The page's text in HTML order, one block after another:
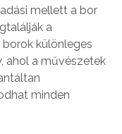
mellett a bor
a
különleges
ahol a művészetek
minden